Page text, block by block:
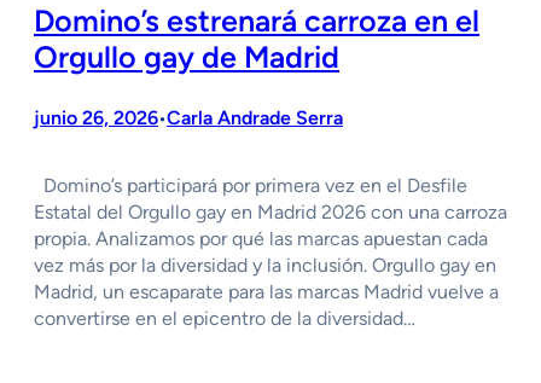
Domino’s estrenará carroza en el
Orgullo gay de Madrid
junio 26, 2026•Carla Andrade Serra
Domino’s participará por primera vez en el Desfile
Estatal del Orgullo gay en Madrid 2026 con una carroza
propia. Analizamos por qué las marcas apuestan cada
vez más por la diversidad y la inclusión. Orgullo gay en
Madrid, un escaparate para las marcas Madrid vuelve a
convertirse en el epicentro de la diversidad…